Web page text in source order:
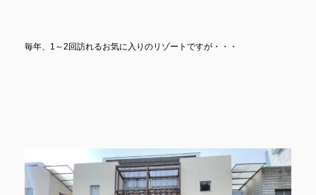
毎年、1～2回訪れるお気に入りのリゾートですが・・・